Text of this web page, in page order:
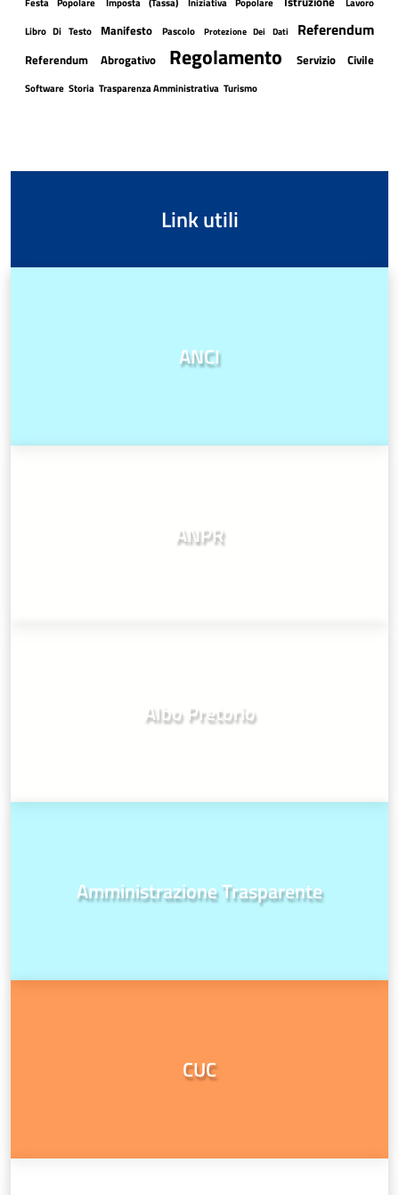
Libro Di Testo
Manifesto Pascolo Protezione Dei Dati Referendum
Referendum Abrogativo Regolamento Servizio Civile
Software Storia Trasparenza Amministrativa Turismo
Link utili
ANCI
ANPR
Albo Pretorio
Amministrazione Trasparente
CUC